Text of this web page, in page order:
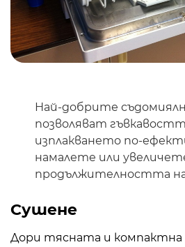
Най-добрите
позволяват
изплакването по-
намалете или
продължителността
Сушене
Дори тясната и компактна